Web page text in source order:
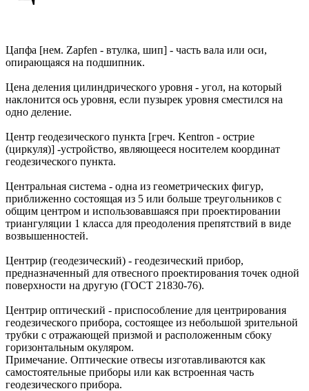
Цапфа [нем. Zapfen - втулка, шип] - часть вала или оси,
опирающаяся на подшипник.
Цена деления цилиндрического уровня - угол, на который
наклонится ось уровня, если пузырек уровня сместился на
одно деление.
Центр геодезического пункта [греч. Kentron - острие
(циркуля)] -устройство, являющееся носителем координат
геодезического пункта.
Центральная система - одна из геометрических фигур,
приближенно состоящая из 5 или больше треугольников с
общим центром и использовавшаяся при проектировании
триангуляции 1 класса для преодоления препятствий в виде
возвышенностей.
Центрир (геодезический) - геодезический прибор,
предназначенный для отвесного проектирования точек одной
поверхности на другую (ГОСТ 21830-76).
Центрир оптический - приспособление для центрирования
геодезического прибора, состоящее из небольшой зрительной
трубки с отражающей призмой и расположенным сбоку
горизонтальным окуляром.
Примечание. Оптические отвесы изготавливаются как
самостоятельные приборы или как встроенная часть
геодезического прибора.